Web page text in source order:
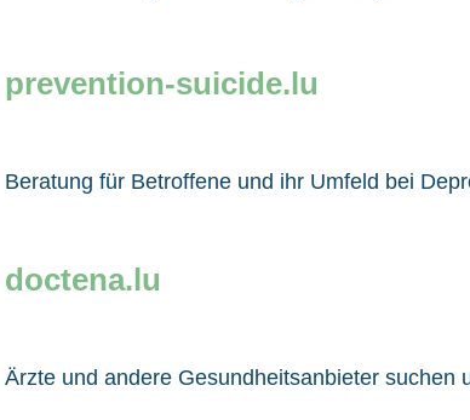
prevention-suicide.lu
Beratung für Betroffene und ihr Umfeld bei
doctena.lu
Ärzte und andere Gesundheitsanbieter suchen